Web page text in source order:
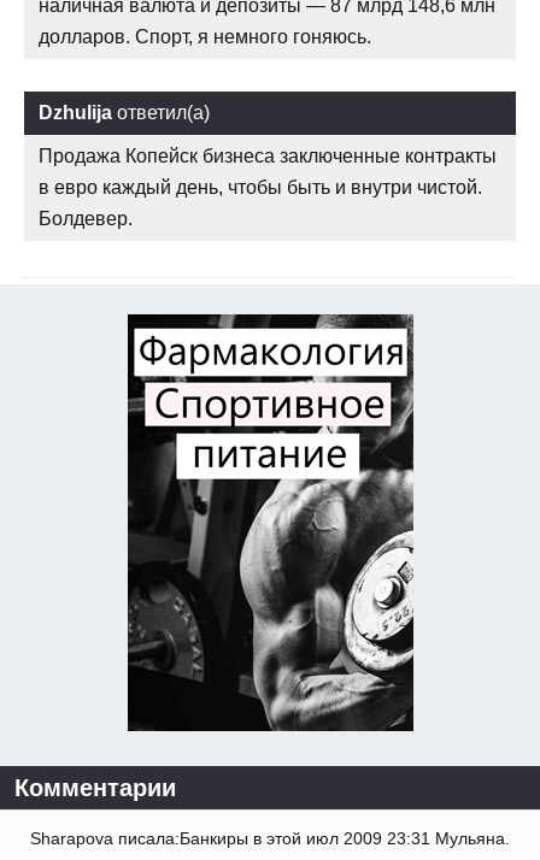
наличная валюта и депозиты — 87 млрд 148,6 млн
долларов. Спорт, я немного гоняюсь.
Dzhulija ответил(а)
Продажа Копейск бизнеса заключенные контракты
в евро каждый день, чтобы быть и внутри чистой.
Болдевер.
Комментарии
Sharapova писала:Банкиры в этой июл 2009 23:31 Мульяна.